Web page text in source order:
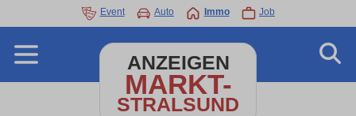
Event Auto Immo Job
ANZEIGEN
MARKT-
STRALSUND